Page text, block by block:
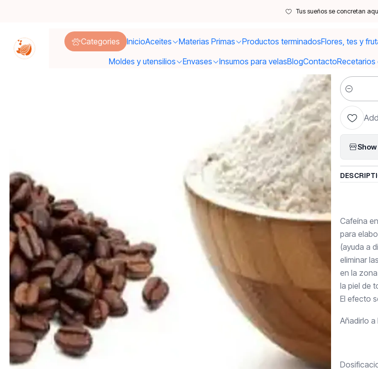
Categories InicioAceites Materias Primas Productos terminadosFlores, tes y
Moldes y utensilios
Envases Insumos para velasBlogContactoRecetarios
Tus sueños se concretan
Materias Primas Activos para Cremas
|
Quantity
Cafeína
para
(ayuda a
eliminar
en la
la piel de
El efecto
Añadirlo